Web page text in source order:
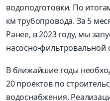
водоподготовки. По
км трубопровода. За 5
Ранее, в 2023 году, мы
насосно-фильтровальной
В ближайшие годы
20 проектов по
водоснабжения.